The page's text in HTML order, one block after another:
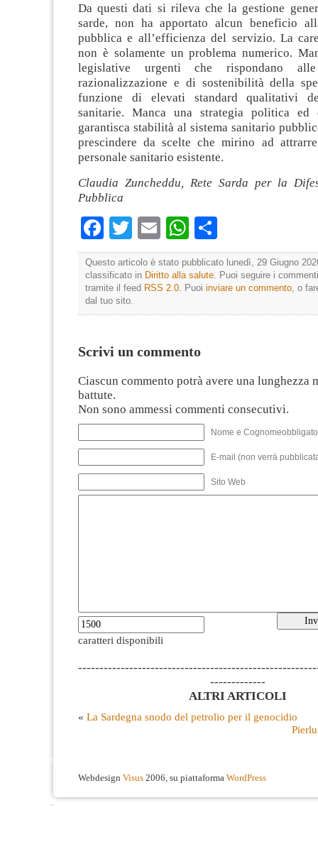
Da questi dati si rileva che la gestione
sarde, non ha apportato alcun beneficio
pubblica e all’efficienza del servizio. La
non è solamente un problema numerico.
legislative urgenti che rispondano
razionalizzazione e di sostenibilità della
funzione di elevati standard qualitativi
sanitarie. Manca una strategia politica ed
garantisca stabilità al sistema sanitario
prescindere da scelte che mirino ad
personale sanitario esistente.
Claudia Zuncheddu, Rete Sarda per la
Pubblica
Facebook
TwitterEmailWhatsApp
Questo articolo è stato pubblicato lunedì, 29 Giugno
classificato in Diritto alla salute. Puoi seguire i
tramite il feed RSS 2.0. Puoi inviare un commento, o
dal tuo sito.
Scrivi un commento
Ciascun commento potrà avere una lunghezza
battute.
Non sono ammessi commenti consecutivi.
Nome e
E-mail (non verrà
Sito Web
caratteri disponibili
-------------
ALTRI ARTICOLI
« La Sardegna snodo del petrolio per il genocidio
Webdesign Visus 2006, su piattaforma WordPress